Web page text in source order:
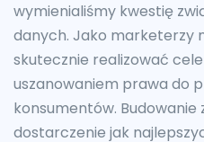
wymienialiśmy kwestię
danych. Jako marketerzy
skutecznie realizować
uszanowaniem prawa do
konsumentów. Budowanie
dostarczenie jak